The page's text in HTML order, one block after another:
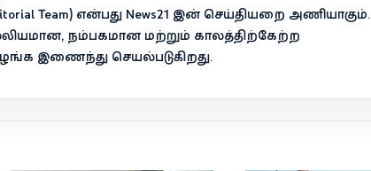
Team) என்பது News21 இன் செய்தியறை அணியாகும்.
நம்பகமான மற்றும் காலத்திற்கேற்ற
இணைந்து செயல்படுகிறது.